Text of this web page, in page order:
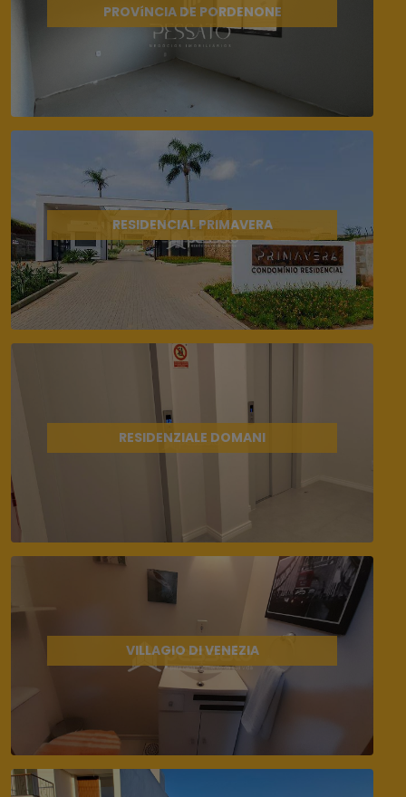
PROVíNCIA DE PORDENONE
RESIDENCIAL PRIMAVERA
RESIDENZIALE DOMANI
VILLAGIO DI VENEZIA